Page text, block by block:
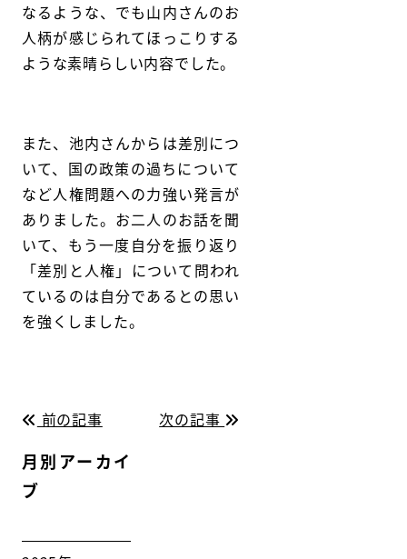
なるような、でも山内さんのお
人柄が感じられてほっこりする
ような素晴らしい内容でした。
また、池内さんからは差別につ
いて、国の政策の過ちについて
など人権問題への力強い発言が
ありました。お二人のお話を聞
いて、もう一度自分を振り返り
「差別と人権」について問われ
ているのは自分であるとの思い
を強くしました。
前の記事 次の記事
月別アーカイ
ブ